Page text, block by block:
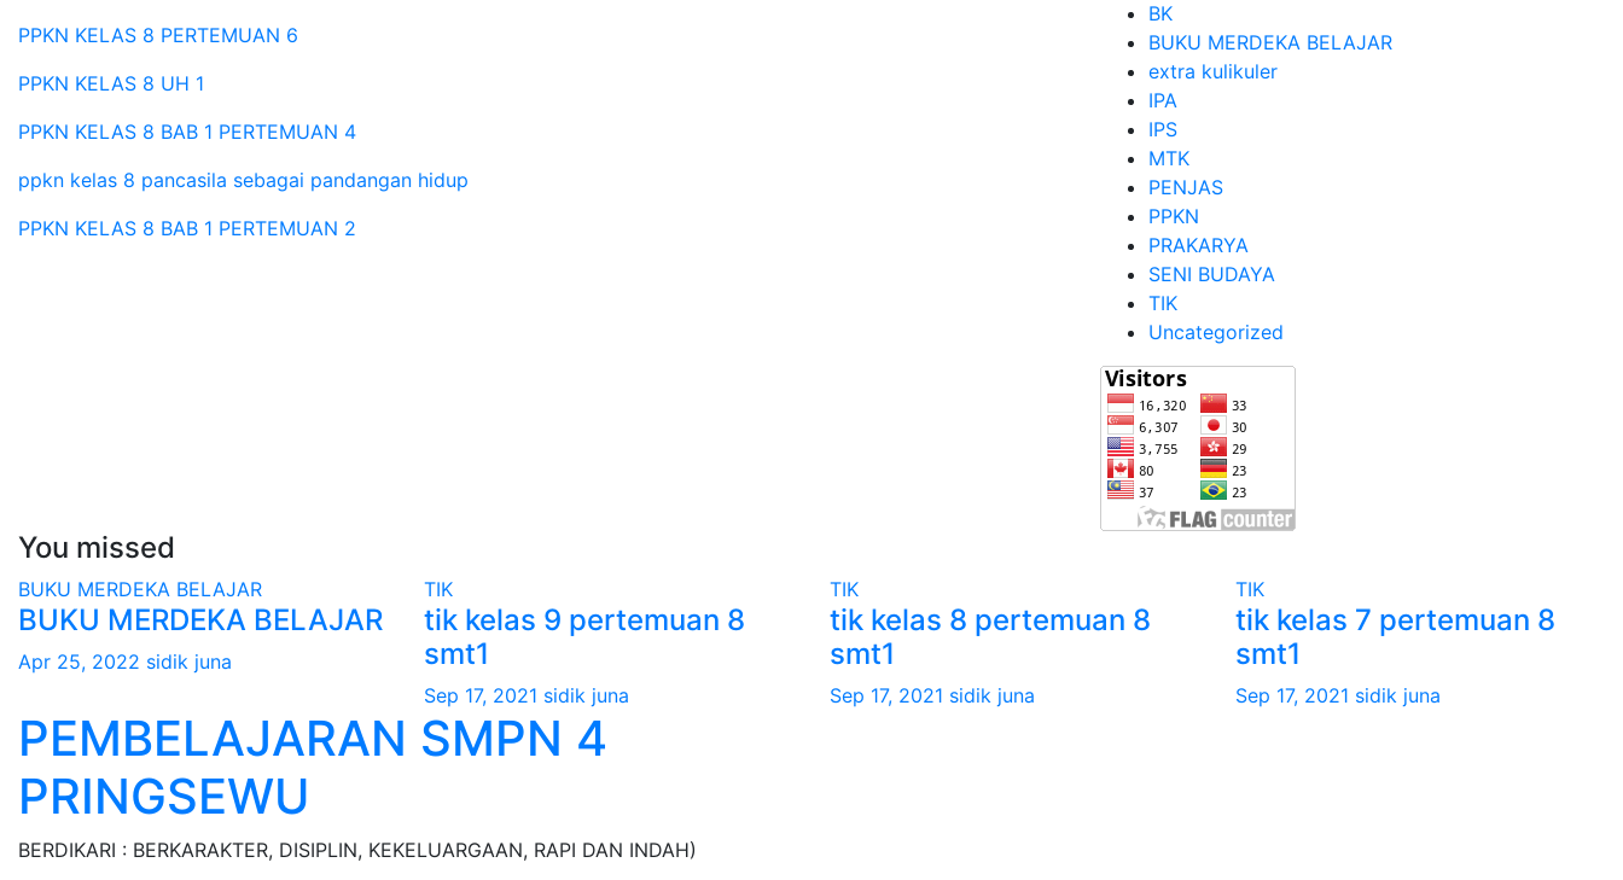
PPKN KELAS 8 PERTEMUAN 6
PPKN KELAS 8 UH 1
PPKN KELAS 8 BAB 1 PERTEMUAN 4
ppkn kelas 8 pancasila sebagai pandangan hidup
PPKN KELAS 8 BAB 1 PERTEMUAN 2
BK
BUKU MERDEKA BELAJAR
extra kulikuler
IPA
IPS
MTK
PENJAS
PPKN
PRAKARYA
SENI BUDAYA
TIK
Uncategorized
You missed
BUKU MERDEKA BELAJAR
BUKU MERDEKA BELAJAR
Apr 25, 2022 sidik juna
TIK
tik kelas 9 pertemuan 8
smt1
Sep 17, 2021 sidik juna
TIK
tik kelas 8 pertemuan 8
smt1
Sep 17, 2021 sidik juna
TIK
tik kelas 7 pertemuan 8
smt1
Sep 17, 2021 sidik juna
PEMBELAJARAN SMPN 4
PRINGSEWU
BERDIKARI : BERKARAKTER, DISIPLIN, KEKELUARGAAN, RAPI DAN INDAH)